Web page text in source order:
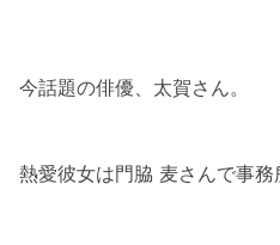
今話題の俳優、太賀さん。
熱愛彼女は門脇 麦さんで事務